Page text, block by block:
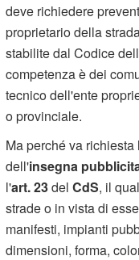
deve richiedere
proprietario della
stabilite dal Codice
competenza è dei
tecnico dell'ente
o provinciale.
Ma perché va richiesta
dell'insegna
l'art. 23delCdS, il
strade o in vista di
manifesti, impianti
dimensioni, forma,